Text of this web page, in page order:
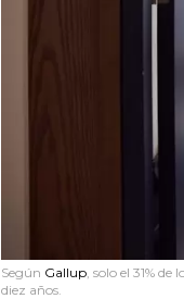
Según Gallup , solo el 31%
diez años.